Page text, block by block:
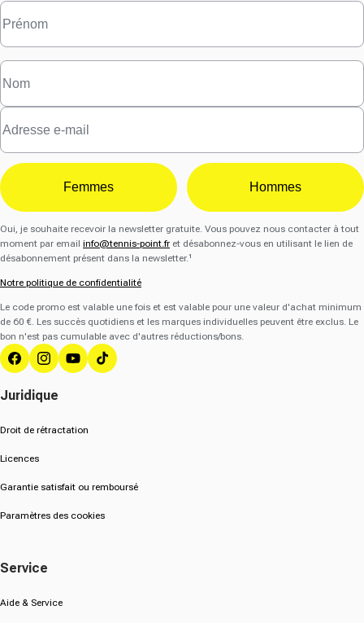
Femmes Hommes
Oui, je souhaite recevoir la newsletter gratuite. Vous pouvez nous contacter à tout
moment par email info@tennis-point.fr et désabonnez-vous en utilisant le lien de
désabonnement présent dans la newsletter.¹
Notre politique de confidentialité
Le code promo est valable une fois et est valable pour une valeur d'achat minimum
de 60 €. Les succès quotidiens et les marques individuelles peuvent être exclus. Le
bon n'est pas cumulable avec d'autres réductions/bons.
FacebookInstagram
YouTubeTik Tok
Juridique
Droit de rétractation
Licences
Garantie satisfait ou remboursé
Paramètres des cookies
Service
Aide & Service